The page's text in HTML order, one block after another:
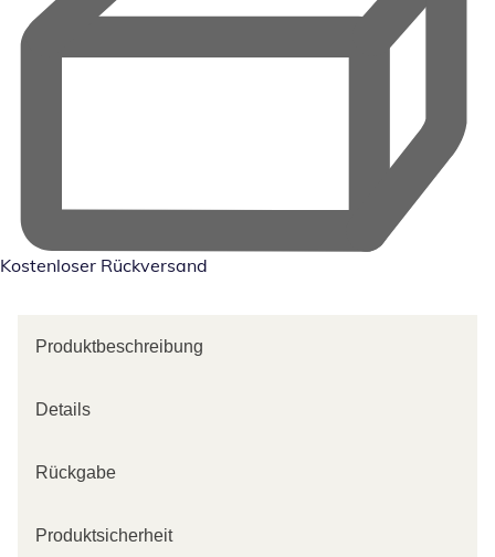
Kostenloser Rückversand
Produktbeschreibung
Details
Rückgabe
Produktsicherheit